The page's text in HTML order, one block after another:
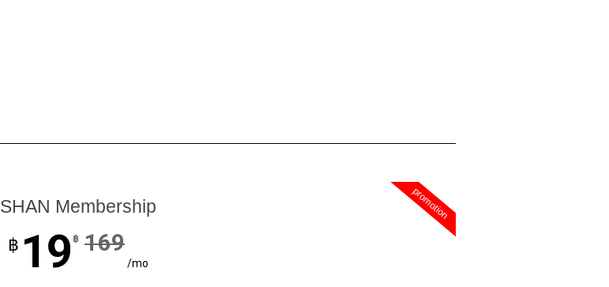
promotion
SHAN Membership
฿ 19 ฿ 169
/mo